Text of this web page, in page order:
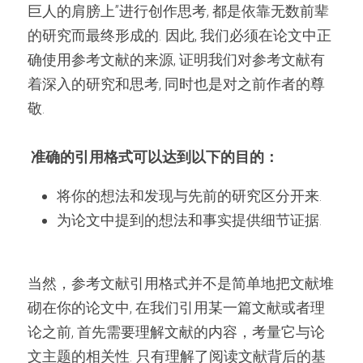
巨人的肩膀上”进行创作思考, 都是依靠无数前辈
的研究而最终形成的. 因此, 我们必须在论文中正
确使用参考文献的来源, 证明我们对参考文献有
着深入的研究和思考, 同时也是对之前作者的尊
敬.
准确的引用格式可以达到以下的目的：
将你的想法和发现与先前的研究区分开来.
为论文中提到的想法和事实提供细节证据.
当然，参考文献引用格式并不是简单地把文献堆
砌在你的论文中, 在我们引用某一篇文献或者理
论之前, 首先需要理解文献的内容，考量它与论
文主题的相关性. 只有理解了阅读文献背后的基